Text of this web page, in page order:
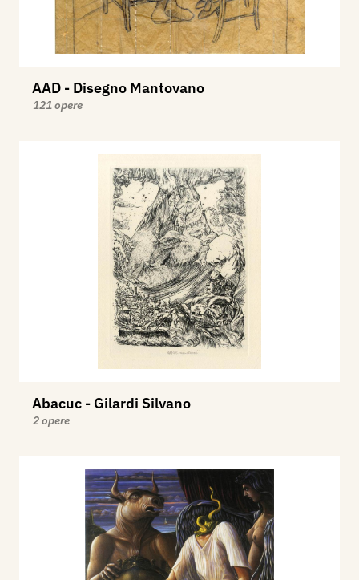
AAD - Disegno Mantovano
121 opere
Abacuc - Gilardi Silvano
2 opere